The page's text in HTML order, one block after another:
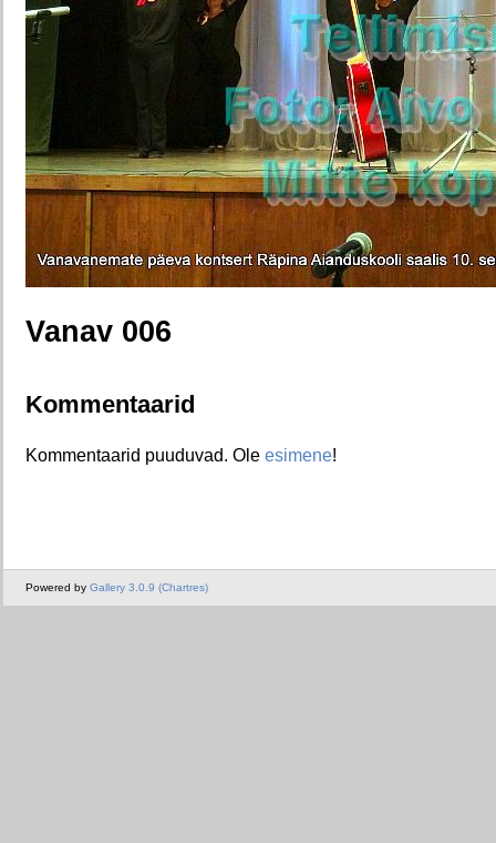
Vanav 006
Kommentaarid
Kommentaarid puuduvad. Ole esimene!
Powered by Gallery 3.0.9 (Chartres)